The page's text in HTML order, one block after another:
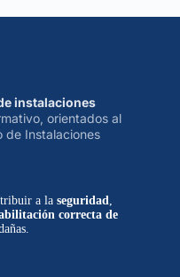
instalaciones
orientados al
de Instalaciones
a la seguridad
correcta de